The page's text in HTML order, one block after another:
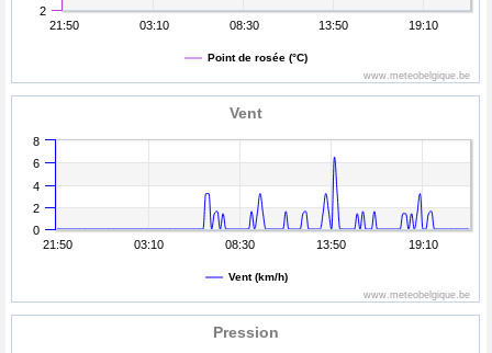
Point de rosée (°C)
21:50 03:10 08:30 13:50 19:10
2
www.meteobelgique.be
Vent
Vent (km/h)
21:50 03:10 08:30 13:50 19:10
0
2
4
6
8
www.meteobelgique.be
Pression